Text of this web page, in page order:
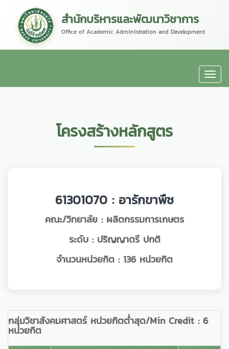
สำนักบริหารและพัฒนาวิชาการ
Office of Academic Administration and Development
โครงสร้างหลักสูตร
61301070 : อารักขาพืช
คณะ/วิทยาลัย : ผลิตกรรมการเกษตร
ระดับ : ปริญญาตรี ปกติ
จำนวนหน่วยกิต : 136 หน่วยกิต
กลุ่มวิชาสังคมศาสตร์ หน่วยกิตต่ำสุด/Min Credit : 6
หน่วยกิต